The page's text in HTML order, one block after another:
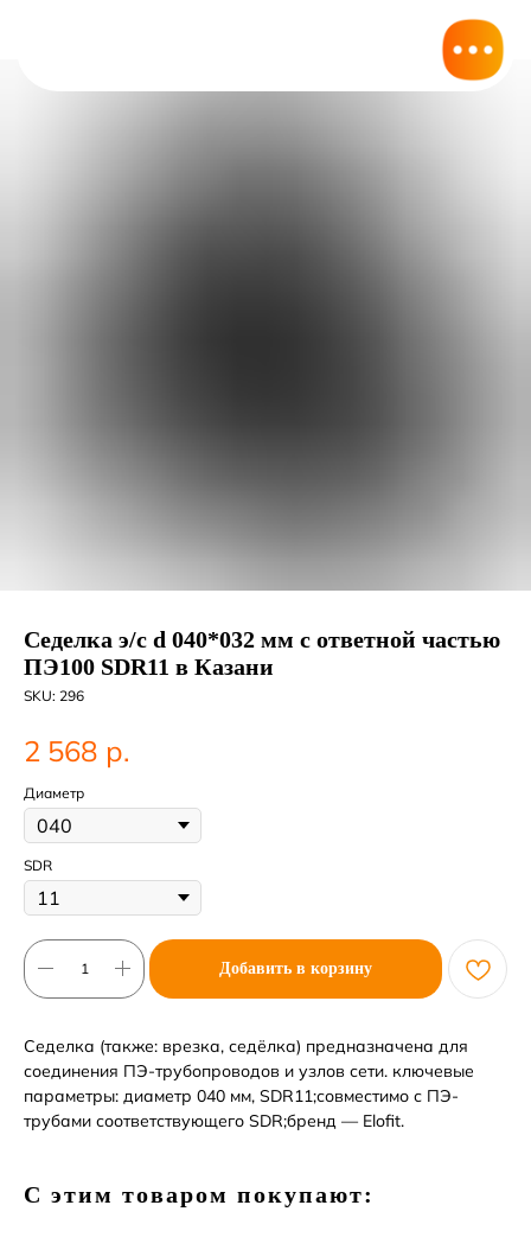
Седелка э/с d 040*032 мм с ответной частью
ПЭ100 SDR11 в Казани
SKU: 296
2 568 р.
Диаметр
SDR
Добавить в корзину
Седелка (также: врезка, седёлка) предназначена для
соединения ПЭ-трубопроводов и узлов сети. ключевые
параметры: диаметр 040 мм, SDR11;совместимо с ПЭ-
трубами соответствующего SDR;бренд — Elofit.
С этим товаром покупают: